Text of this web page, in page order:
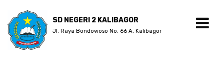
SD NEGERI 2 KALIBAGOR
Jl. Raya Bondowoso No. 66 A, Kalibagor